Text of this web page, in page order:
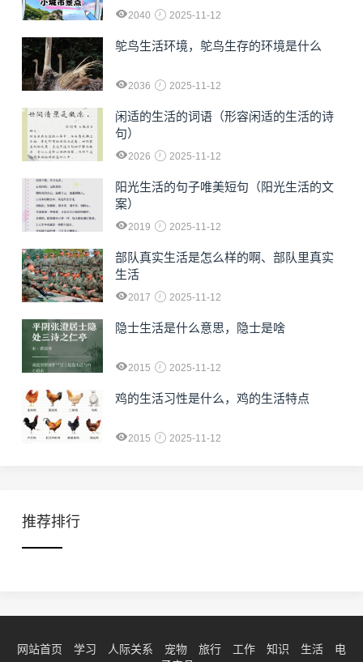
2040 2025-11-12
鸵鸟生活环境，鸵鸟生存的环境是什么
2036 2025-11-12
闲适的生活的词语（形容闲适的生活的诗
句）
2026 2025-11-12
阳光生活的句子唯美短句（阳光生活的文
案）
2019 2025-11-12
部队真实生活是怎么样的啊、部队里真实
生活
2017 2025-11-12
隐士生活是什么意思，隐士是啥
2015 2025-11-12
鸡的生活习性是什么，鸡的生活特点
2015 2025-11-12
推荐排行
网站首页 学习 人际关系 宠物 旅行 工作 知识 生活
电